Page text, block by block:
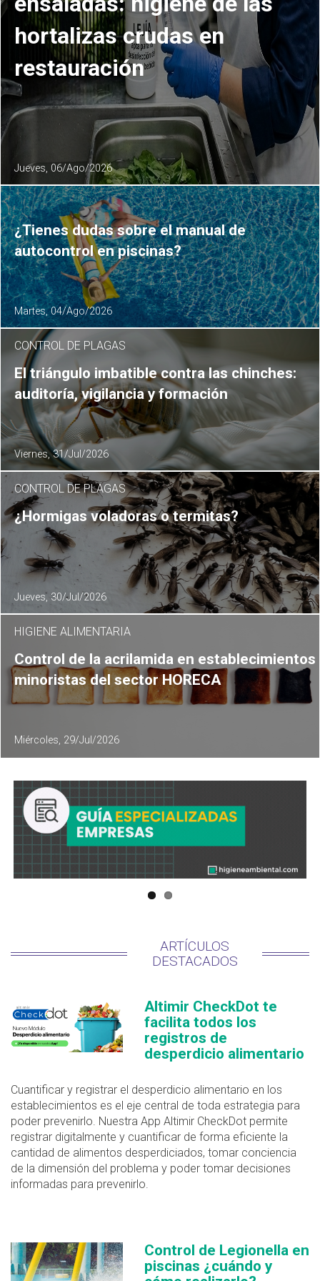
hortalizas crudas en
restauración
Jueves, 06/Ago/2026
¿Tienes dudas sobre el manual de
autocontrol en piscinas?
Martes, 04/Ago/2026
CONTROL DE PLAGAS
El triángulo imbatible contra las chinches:
auditoría, vigilancia y formación
Viernes, 31/Jul/2026
CONTROL DE PLAGAS
¿Hormigas voladoras o termitas?
Jueves, 30/Jul/2026
HIGIENE ALIMENTARIA
Control de la acrilamida en establecimientos
minoristas del sector HORECA
Miércoles, 29/Jul/2026
ARTÍCULOS
DESTACADOS
Altimir CheckDot te
facilita todos los
registros de
desperdicio alimentario
Cuantificar y registrar el desperdicio alimentario en los
establecimientos es el eje central de toda estrategia para
poder prevenirlo. Nuestra App Altimir CheckDot permite
registrar digitalmente y cuantificar de forma eficiente la
cantidad de alimentos desperdiciados, tomar conciencia
de la dimensión del problema y poder tomar decisiones
informadas para prevenirlo.
Control de Legionella en
piscinas ¿cuándo y